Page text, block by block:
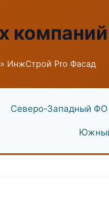
компаний
» ИнжСтрой Pro Фасад
Северо-Западный ФО